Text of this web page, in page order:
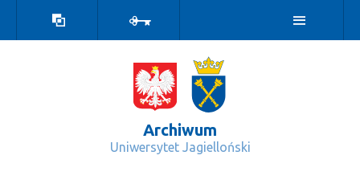
kontrastowa
Archiwum
Uniwersytet Jagielloński